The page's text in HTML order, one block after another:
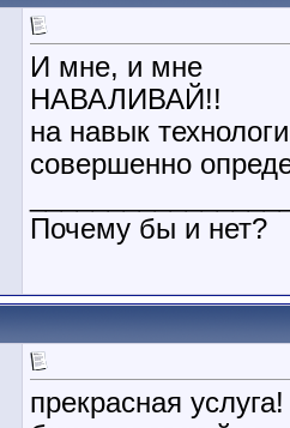
И мне, и мне
НАВАЛИВАЙ!!
на навык
совершенно
Почему бы и нет?
прекрасная услуга!